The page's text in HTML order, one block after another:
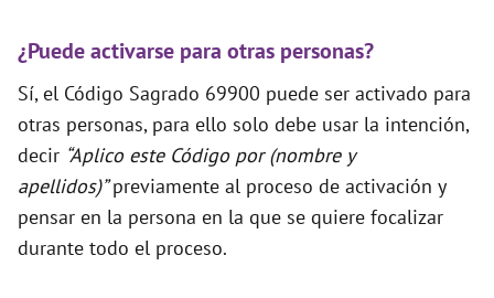
¿Puede activarse para otras personas?
Sí, el Código Sagrado 69900 puede ser activado para
otras personas, para ello solo debe usar la intención,
decir “Aplico este Código por (nombre y
apellidos)”previamente al proceso de activación y
pensar en la persona en la que se quiere focalizar
durante todo el proceso.